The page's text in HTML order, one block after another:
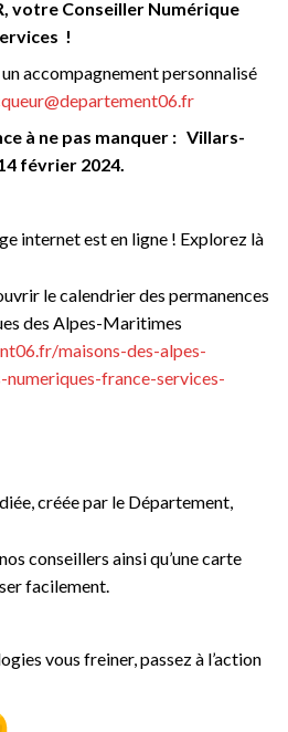
votre Conseiller Numérique
!
accompagnement personnalisé
à ne pas manquer : Villars-
février 2024.
internet est en ligne ! Explorez là
le calendrier des permanences
des Alpes-Maritimes
maisons-des-alpes-
numeriques-france-services-
créée par le Département,
conseillers ainsi qu’une carte
facilement.
vous freiner, passez à l’action